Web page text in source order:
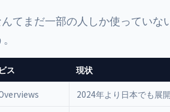
んてまだ一部の人しか使ってい
ス 現状
2024年より日本でも展